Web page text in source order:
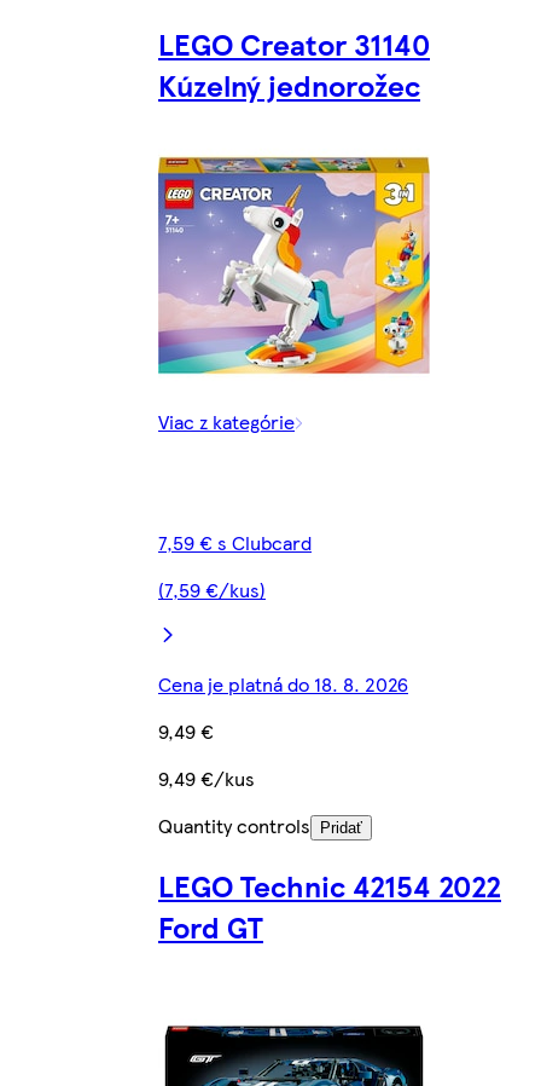
LEGO Creator 31140
Kúzelný jednorožec
Viac z kategórie
7,59 € s Clubcard
(7,59 €/kus)
Cena je platná do 18. 8. 2026
9,49 €
9,49 €/kus
Quantity controls
Pridať
LEGO Technic 42154 2022
Ford GT